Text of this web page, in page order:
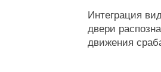
Интеграция
двери
движения